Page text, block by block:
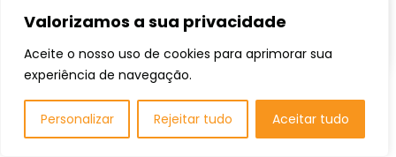
Valorizamos a sua privacidade
Aceite o nosso uso de cookies para aprimorar sua
experiência de navegação.
Personalizar Rejeitar tudo Aceitar tudo